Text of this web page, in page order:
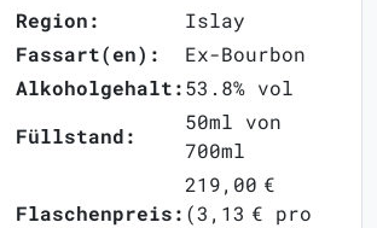
Region:
Islay
Fassart(en):
Ex-Bourbon
Alkoholgehalt:53.8% vol
Füllstand:
50ml von
700ml
Flaschenpreis:
219,00 €
(3,13 € pro